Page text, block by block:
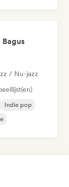
/ Nu-jazz
Indie pop